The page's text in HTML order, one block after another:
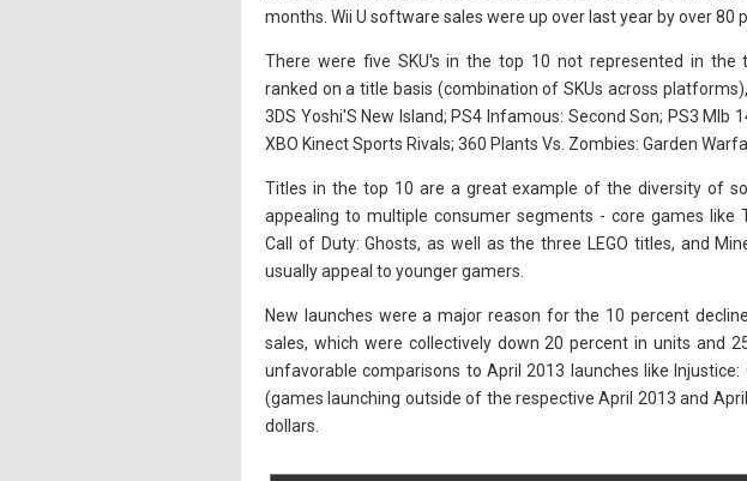
months. Wii U software sales were up over last year by over 80
There were five SKU's in the top 10 not represented in the
ranked on a title basis (combination of SKUs across
3DS Yoshi'S New Island; PS4 Infamous: Second Son; PS3 Mlb
XBO Kinect Sports Rivals; 360 Plants Vs. Zombies: Garden
Titles in the top 10 are a great example of the diversity of
appealing to multiple consumer segments - core games like
Call of Duty: Ghosts, as well as the three LEGO titles, and
usually appeal to younger gamers.
New launches were a major reason for the 10 percent
sales, which were collectively down 20 percent in units and
unfavorable comparisons to April 2013 launches like Injustice:
(games launching outside of the respective April 2013 and
dollars.